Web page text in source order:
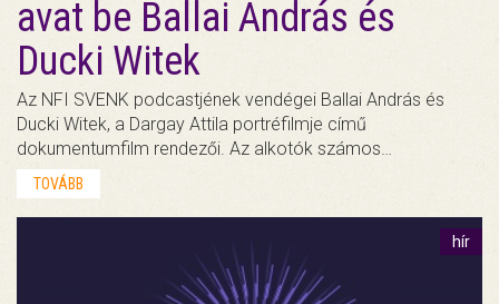
avat be Ballai András és
Ducki Witek
Az NFI SVENK podcastjének vendégei Ballai András és
Ducki Witek, a Dargay Attila portréfilmje című
dokumentumfilm rendezői. Az alkotók számos…
TOVÁBB
hír